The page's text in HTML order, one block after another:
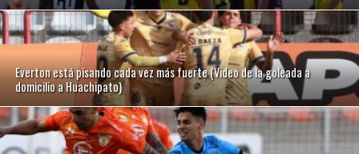
Everton está pisando cada vez más fuerte (Video de la goleada a
domicilio a Huachipato)